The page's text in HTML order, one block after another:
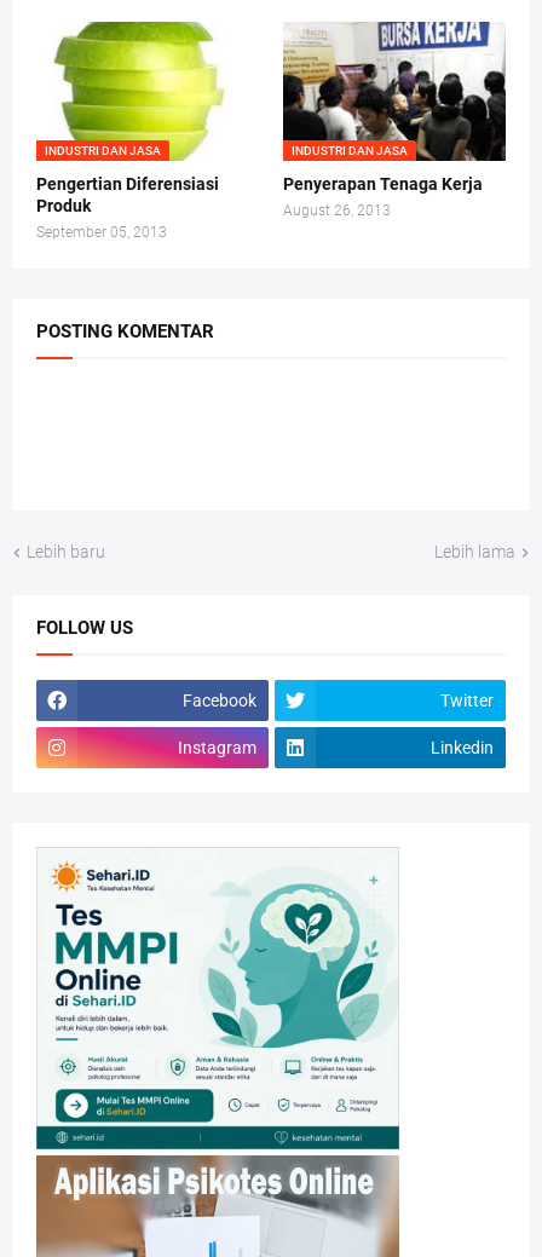
INDUSTRI DAN JASA
Pengertian Diferensiasi
Produk
September 05, 2013
INDUSTRI DAN JASA
Penyerapan Tenaga Kerja
August 26, 2013
POSTING KOMENTAR
Lebih baru Lebih lama
FOLLOW US
Facebook Twitter
Instagram Linkedin